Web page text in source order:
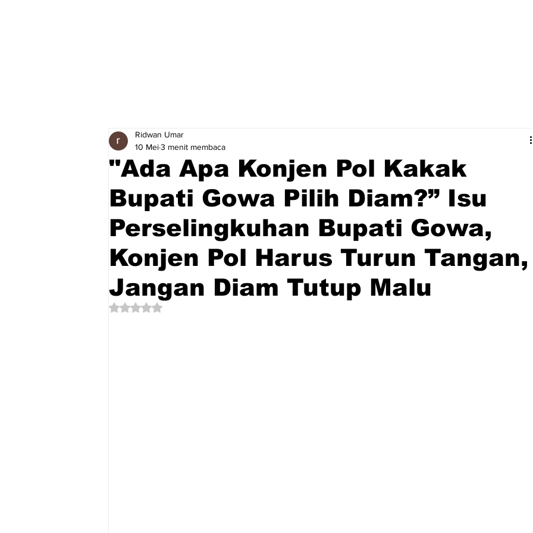
"Ada Apa Konjen Pol Kakak
Bupati Gowa Pilih Diam?” Isu
Perselingkuhan Bupati Gowa,
Konjen Pol Harus Turun Tangan,
Jangan Diam Tutup Malu
Ridwan Umar
10 Mei3 menit membaca
Dinilai NaN dari 5 bintang.